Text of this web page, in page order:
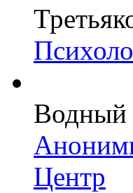
Водный
Центр